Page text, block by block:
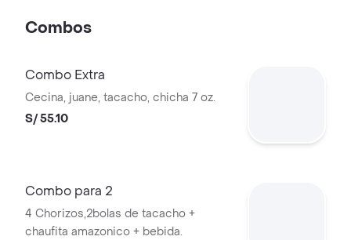
Combos
Combo Extra
Cecina, juane, tacacho, chicha 7 oz.
S/ 55.10
Combo para 2
4 Chorizos,2bolas de tacacho +
chaufita amazonico + bebida.